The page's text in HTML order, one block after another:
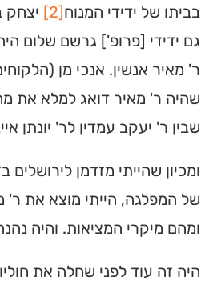
בביתו של ידידי המנוח[2]
יצחק
גם ידידי [פרופ'] גרשם שלום
ר' מאיר אנשין. אנכי מן
שהיה ר' מאיר דואג למלא את
שבין ר' יעקב עמדין לר' יונתן
ומכיון שהייתי מזדמן
של המפלגה, הייתי מוצא את ר'
ומהם מיקרי המציאות. והיה
היה זה עוד לפני שחלה את